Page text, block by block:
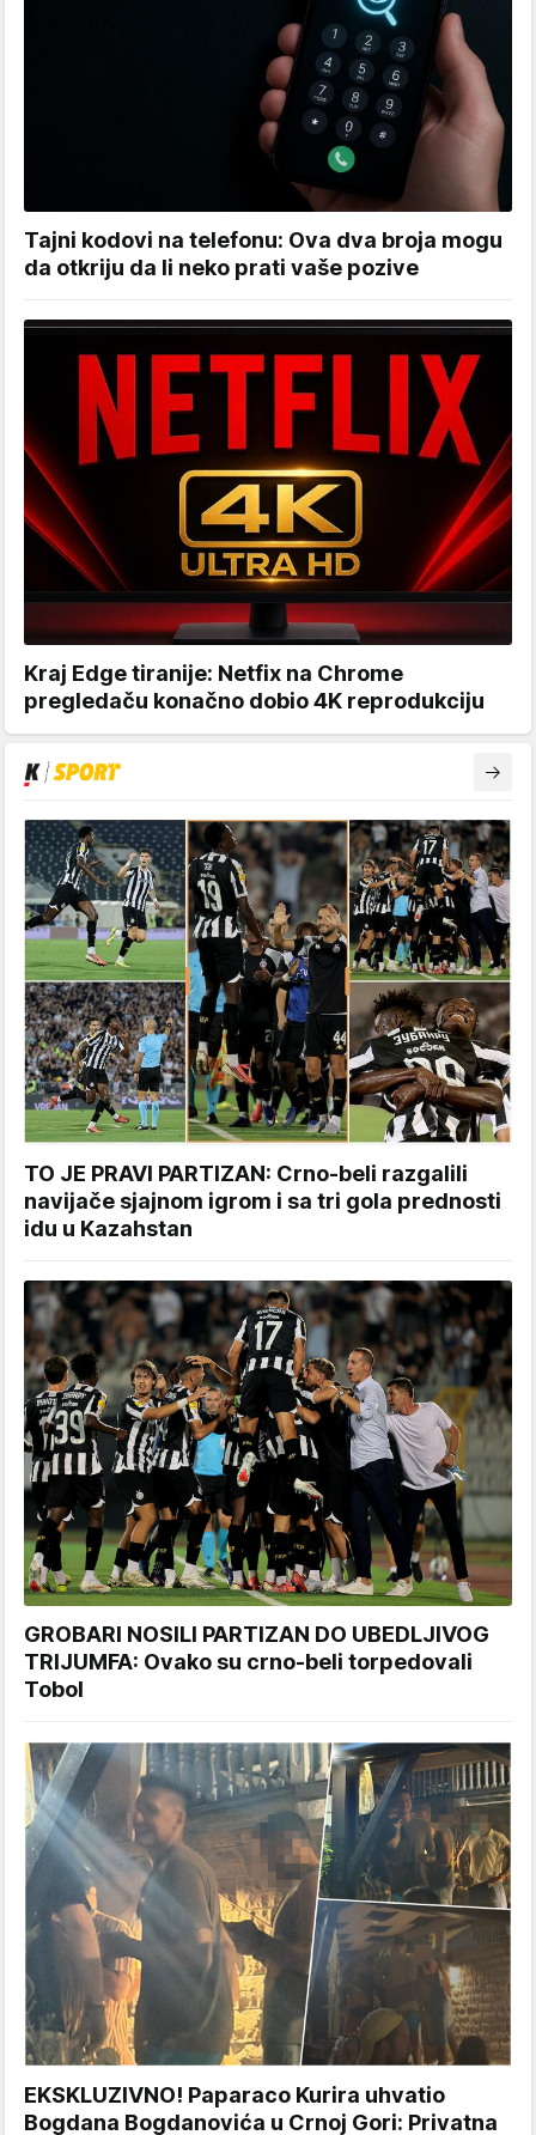
Tajni kodovi na telefonu: Ova dva broja mogu
da otkriju da li neko prati vaše pozive
Kraj Edge tiranije: Netfix na Chrome
pregledaču konačno dobio 4K reprodukciju
TO JE PRAVI PARTIZAN: Crno-beli razgalili
navijače sjajnom igrom i sa tri gola prednosti
idu u Kazahstan
GROBARI NOSILI PARTIZAN DO UBEDLJIVOG
TRIJUMFA: Ovako su crno-beli torpedovali
Tobol
EKSKLUZIVNO! Paparaco Kurira uhvatio
Bogdana Bogdanovića u Crnoj Gori: Privatna